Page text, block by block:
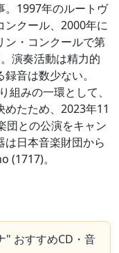
。1997年のルートヴ
ンクール、2000年に
ン・コンクールで第
演奏活動は精力的
音は数少ない。
みの一環として、
たため、2023年11
団との公演をキャン
は日本音楽財団から
(1717)。
" おすすめCD・音